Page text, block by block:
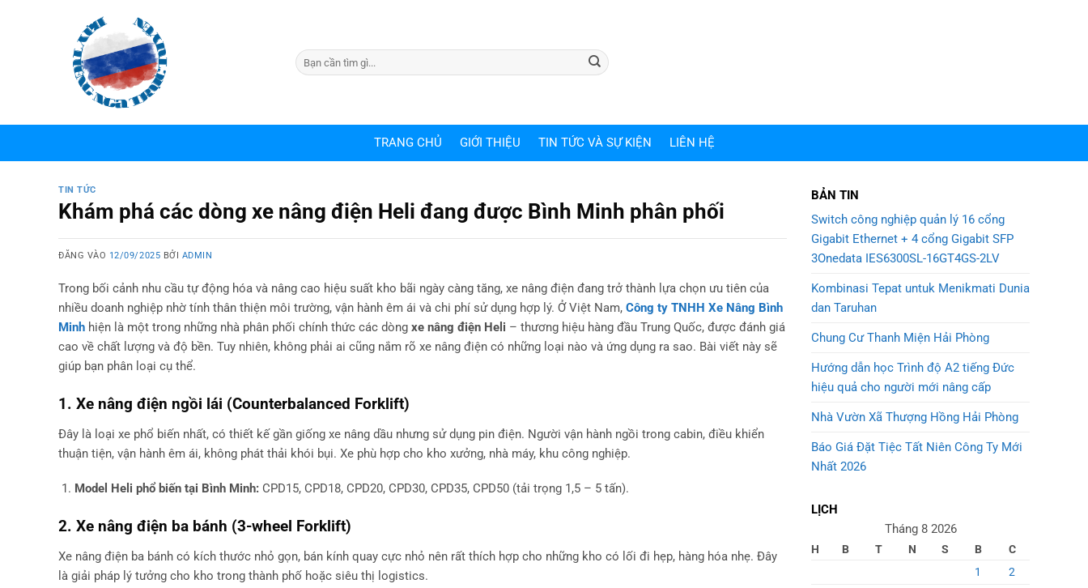
TRANG CHỦ GIỚI THIỆU TIN TỨC VÀ SỰ KIỆN LIÊN HỆ
TIN TỨC
Khám phá các dòng xe nâng điện Heli đang được Bình Minh phân phối
ĐĂNG VÀO 12/09/2025 BỞI ADMIN
Trong bối cảnh nhu cầu tự động hóa và nâng cao hiệu suất kho bãi ngày càng tăng, xe nâng điện đang trở thành lựa chọn ưu tiên của
nhiều doanh nghiệp nhờ tính thân thiện môi trường, vận hành êm ái và chi phí sử dụng hợp lý. Ở Việt Nam, Công ty TNHH Xe Nâng Bình
Minh hiện là một trong những nhà phân phối chính thức các dòng xe nâng điện Heli – thương hiệu hàng đầu Trung Quốc, được đánh giá
cao về chất lượng và độ bền. Tuy nhiên, không phải ai cũng nắm rõ xe nâng điện có những loại nào và ứng dụng ra sao. Bài viết này sẽ
giúp bạn phân loại cụ thể.
1. Xe nâng điện ngồi lái (Counterbalanced Forklift)
Đây là loại xe phổ biến nhất, có thiết kế gần giống xe nâng dầu nhưng sử dụng pin điện. Người vận hành ngồi trong cabin, điều khiển
thuận tiện, vận hành êm ái, không phát thải khói bụi. Xe phù hợp cho kho xưởng, nhà máy, khu công nghiệp.
Model Heli phổ biến tại Bình Minh:CPD15, CPD18, CPD20, CPD30, CPD35, CPD50 (tải trọng 1,5 – 5 tấn).
2. Xe nâng điện ba bánh (3-wheel Forklift)
Xe nâng điện ba bánh có kích thước nhỏ gọn, bán kính quay cực nhỏ nên rất thích hợp cho những kho có lối đi hẹp, hàng hóa nhẹ. Đây
là giải pháp lý tưởng cho kho trong thành phố hoặc siêu thị logistics.
BẢN TIN
Switch công nghiệp quản lý 16 cổng
Gigabit Ethernet + 4 cổng Gigabit SFP
3Onedata IES6300SL-16GT4GS-2LV
Kombinasi Tepat untuk Menikmati Dunia
dan Taruhan
Chung Cư Thanh Miện Hải Phòng
Hướng dẫn học Trình độ A2 tiếng Đức
hiệu quả cho người mới nâng cấp
Nhà Vườn Xã Thượng Hồng Hải Phòng
Báo Giá Đặt Tiệc Tất Niên Công Ty Mới
Nhất 2026
LỊCH
Tháng 8 2026
H B T N S B
C
1
2